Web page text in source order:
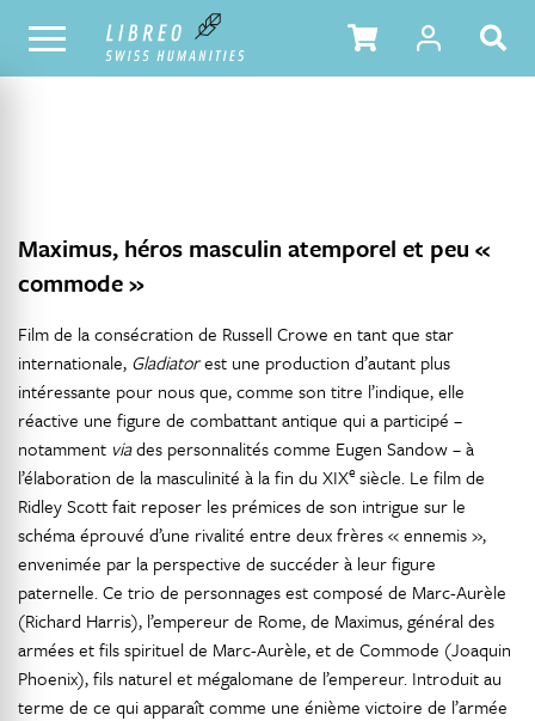
NOTRE CATALOGUE TABLE DES MATIÈRES
Maximus, héros masculin atemporel et peu «
commode »
Film de la consécration de Russell Crowe en tant que star
internationale, Gladiatorest une production d’autant plus
intéressante pour nous que, comme son titre l’indique, elle
réactive une figure de combattant antique qui a participé –
notamment viades personnalités comme Eugen Sandow – à
l’élaboration de la masculinité à la fin du XIXe siècle. Le film de
Ridley Scott fait reposer les prémices de son intrigue sur le
schéma éprouvé d’une rivalité entre deux frères « ennemis »,
envenimée par la perspective de succéder à leur figure
paternelle. Ce trio de personnages est composé de Marc-Aurèle
(Richard Harris), l’empereur de Rome, de Maximus, général des
armées et fils spirituel de Marc-Aurèle, et de Commode (Joaquin
Phoenix), fils naturel et mégalomane de l’empereur. Introduit au
terme de ce qui apparaît comme une énième victoire de l’armée